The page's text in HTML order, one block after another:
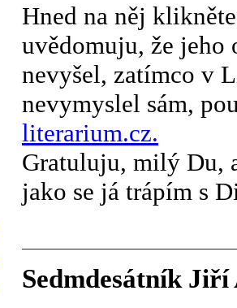
Hned na něj
uvědomuju, že
nevyšel, zatímco v
nevymyslel sám,
literarium.cz.
Gratuluju, milý Du,
jako se já trápím s
Sedmdesátník